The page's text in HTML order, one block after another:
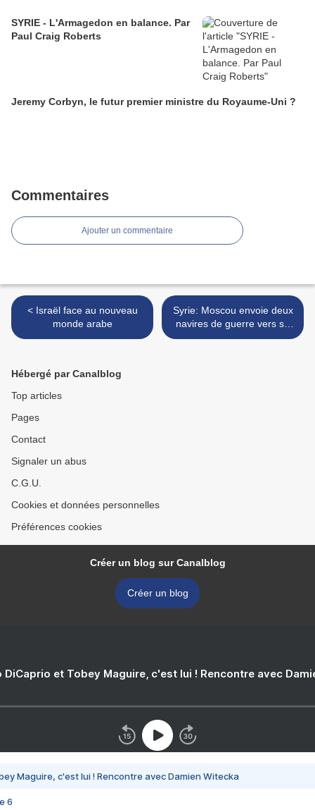
SYRIE - L'Armagedon en balance. Par
Paul Craig Roberts
Jeremy Corbyn, le futur premier ministre du Royaume-Uni ?
Commentaires
Ajouter un commentaire
< Israël face au nouveau
monde arabe
Syrie: Moscou envoie deux
navires de guerre vers sa
base militaire de Tartous >
Hébergé par Canalblog
Top articles
Pages
Contact
Signaler un abus
C.G.U.
Cookies et données personnelles
Préférences cookies
Créer un blog sur Canalblog
Créer un blog
DiCaprio et Tobey Maguire, c'est lui ! Rencontre avec
Maguire, c'est lui ! Rencontre avec Damien Witecka
6